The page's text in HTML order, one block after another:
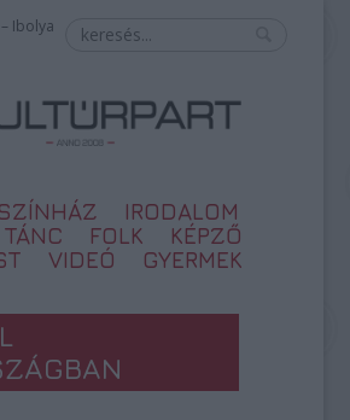
Ibolya
IRODALOM
TÁNC FOLK
KÉPZŐ
VIDEÓ GYERMEK